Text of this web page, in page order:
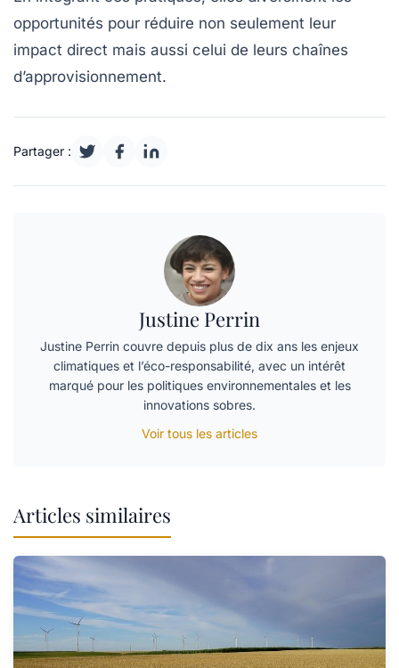
opportunités pour réduire non seulement leur
impact direct mais aussi celui de leurs chaînes
d’approvisionnement.
Partager :
Justine Perrin
Justine Perrin couvre depuis plus de dix ans les enjeux
climatiques et l’éco-responsabilité, avec un intérêt
marqué pour les politiques environnementales et les
innovations sobres.
Voir tous les articles
Articles similaires